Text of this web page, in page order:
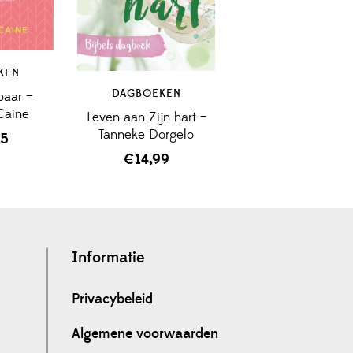
–
DAGBOEKEN
Leven aan Zijn hart –
Tanneke Dorgelo
€14,99
Informatie
Privacybeleid
Algemene voorwaarden